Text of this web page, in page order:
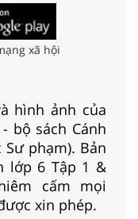
xã hội
hình ảnh của
bộ sách Cánh
phạm). Bản
lớp 6 Tập 1 &
cấm mọi
xin phép.